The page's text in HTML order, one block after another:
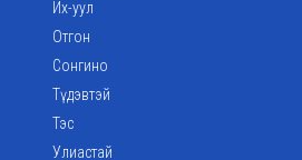
Их-уул
Отгон
Сонгино
Түдэвтэй
Тэс
Улиастай